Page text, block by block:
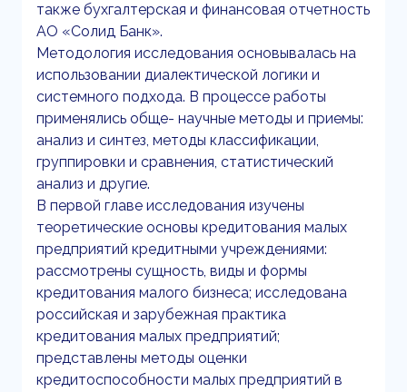
также бухгалтерская и финансовая отчетность
АО «Солид Банк».
Методология исследования основывалась на
использовании диалектической логики и
системного подхода. В процессе работы
применялись обще- научные методы и приемы:
анализ и синтез, методы классификации,
группировки и сравнения, статистический
анализ и другие.
В первой главе исследования изучены
теоретические основы кредитования малых
предприятий кредитными учреждениями:
рассмотрены сущность, виды и формы
кредитования малого бизнеса; исследована
российская и зарубежная практика
кредитования малых предприятий;
представлены методы оценки
кредитоспособности малых предприятий в